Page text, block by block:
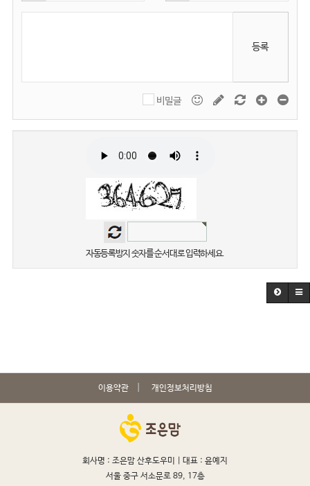
등록
비밀글
자동등록방지 숫자를 순서대로 입력하세요.
이용약관 개인정보처리방침
회사명 : 조은맘 산후도우미 | 대표 : 윤예지
서울 중구 서소문로 89, 17층